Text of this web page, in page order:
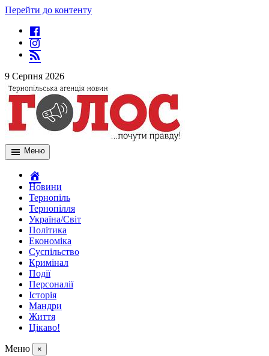
Перейти до контенту
9 Серпня 2026
Меню
Новини
Тернопіль
Тернопілля
Україна/Світ
Політика
Економіка
Суспільство
Кримінал
Події
Персоналії
Історія
Мандри
Життя
Цікаво!
Меню ×